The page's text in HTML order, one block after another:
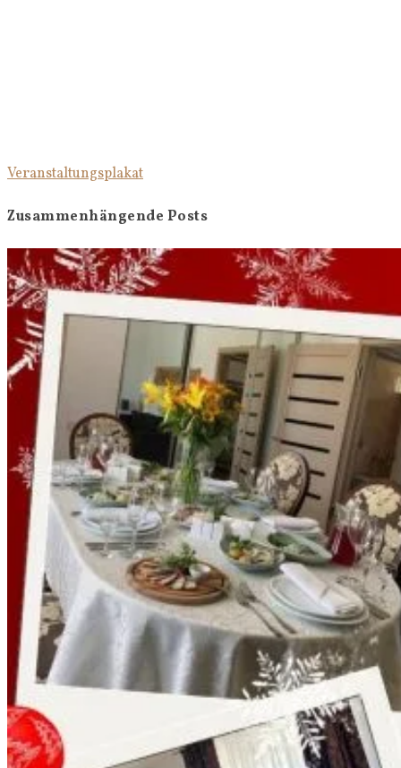
Veranstaltungsplakat
Zusammenhängende Posts